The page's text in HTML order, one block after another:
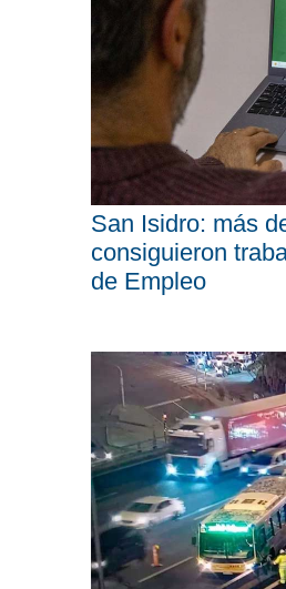
San Isidro: más
consiguieron
de Empleo